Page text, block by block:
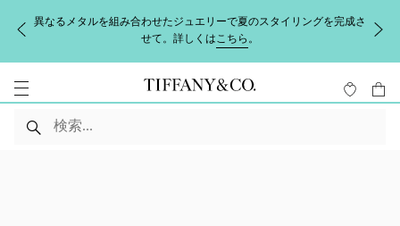
異なるメタルを組み合わせたジュエリーで夏のスタイリングを完成さ
せて。詳しくはこちら 。